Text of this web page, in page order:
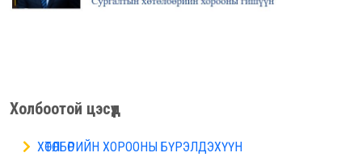
Холбоотой цэсүүд
ХӨТӨЛБӨРИЙН ХОРООНЫ БҮРЭЛДЭХҮҮН